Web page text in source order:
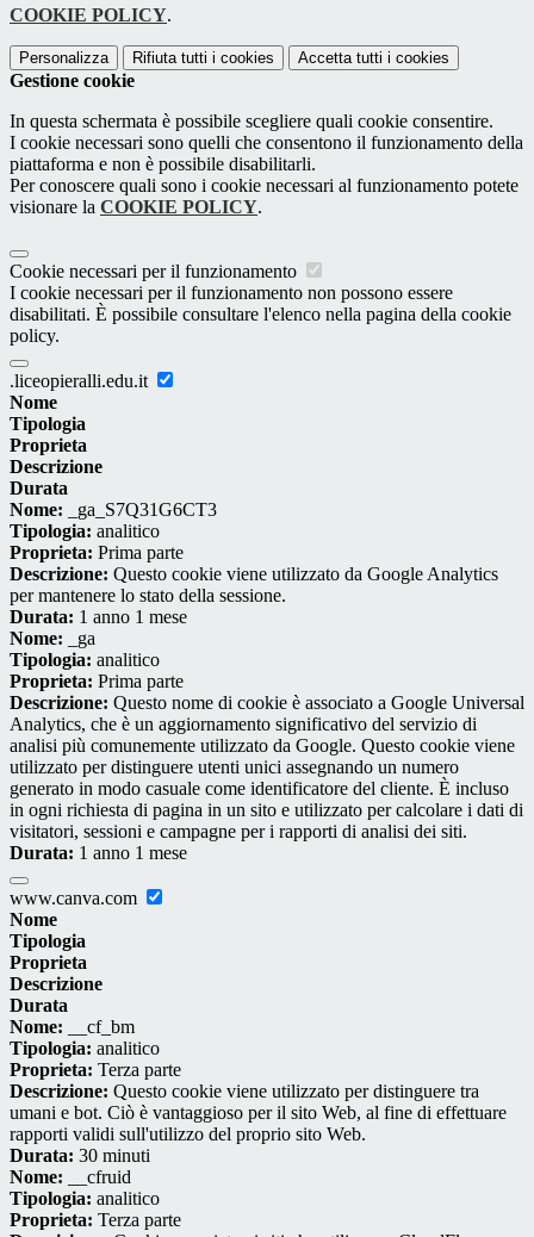
COOKIE POLICY.
Personalizza Rifiuta tutti i cookies Accetta tutti i cookies
Gestione cookie
In questa schermata è possibile scegliere quali cookie consentire.
I cookie necessari sono quelli che consentono il funzionamento della
piattaforma e non è possibile disabilitarli.
Per conoscere quali sono i cookie necessari al funzionamento potete
visionare la COOKIE POLICY.
Cookie necessari per il funzionamento
I cookie necessari per il funzionamento non possono essere
disabilitati. È possibile consultare l'elenco nella pagina della cookie
policy.
.liceopieralli.edu.it
Nome
Tipologia
Proprieta
Descrizione
Durata
Nome: _ga_S7Q31G6CT3
Tipologia: analitico
Proprieta: Prima parte
Descrizione: Questo cookie viene utilizzato da Google Analytics
per mantenere lo stato della sessione.
Durata: 1 anno 1 mese
Nome: _ga
Tipologia: analitico
Proprieta: Prima parte
Descrizione: Questo nome di cookie è associato a Google Universal
Analytics, che è un aggiornamento significativo del servizio di
analisi più comunemente utilizzato da Google. Questo cookie viene
utilizzato per distinguere utenti unici assegnando un numero
generato in modo casuale come identificatore del cliente. È incluso
in ogni richiesta di pagina in un sito e utilizzato per calcolare i dati di
visitatori, sessioni e campagne per i rapporti di analisi dei siti.
Durata: 1 anno 1 mese
www.canva.com
Nome
Tipologia
Proprieta
Descrizione
Durata
Nome: __cf_bm
Tipologia: analitico
Proprieta: Terza parte
Descrizione: Questo cookie viene utilizzato per distinguere tra
umani e bot. Ciò è vantaggioso per il sito Web, al fine di effettuare
rapporti validi sull'utilizzo del proprio sito Web.
Durata: 30 minuti
Nome: __cfruid
Tipologia: analitico
Proprieta: Terza parte